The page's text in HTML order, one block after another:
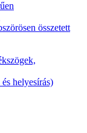
összetett
helyesírás)